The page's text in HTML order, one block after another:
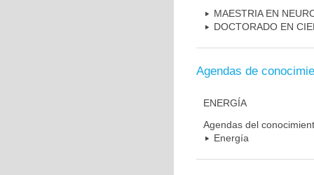
MAESTRIA EN
DOCTORADO EN
Agendas de
ENERGÍA
Agendas del
Energía